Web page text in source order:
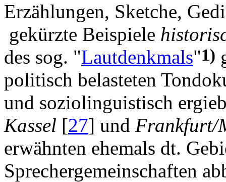
Erzählungen, Sketche,
gekürzte Beispiele
des sog. "Lautdenkmals"1)
politisch belasteten
und soziolinguistisch
Kassel [27] und Frankfurt/
erwähnten ehemals dt.
Sprechergemeinschaften